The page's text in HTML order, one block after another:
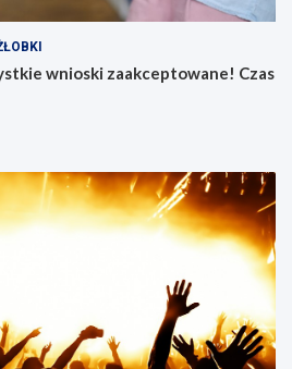
wnioski zaakceptowane! Czas